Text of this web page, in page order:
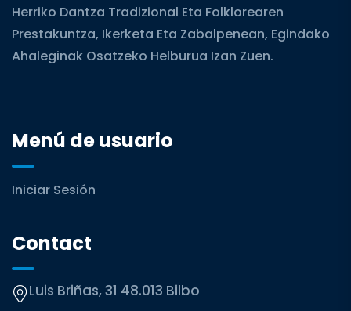
Herriko Dantza Tradizional Eta Folklorearen
Prestakuntza, Ikerketa Eta Zabalpenean, Egindako
Ahaleginak Osatzeko Helburua Izan Zuen.
Menú de usuario
Iniciar Sesión
Contact
Luis Briñas, 31 48.013 Bilbo